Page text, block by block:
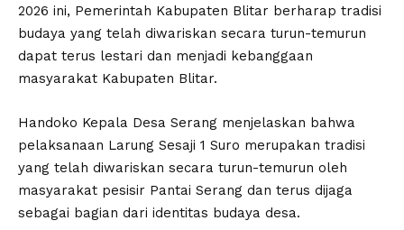
2026 ini, Pemerintah Kabupaten Blitar berharap tradisi
budaya yang telah diwariskan secara turun-temurun
dapat terus lestari dan menjadi kebanggaan
masyarakat Kabupaten Blitar.
Handoko Kepala Desa Serang menjelaskan bahwa
pelaksanaan Larung Sesaji 1 Suro merupakan tradisi
yang telah diwariskan secara turun-temurun oleh
masyarakat pesisir Pantai Serang dan terus dijaga
sebagai bagian dari identitas budaya desa.